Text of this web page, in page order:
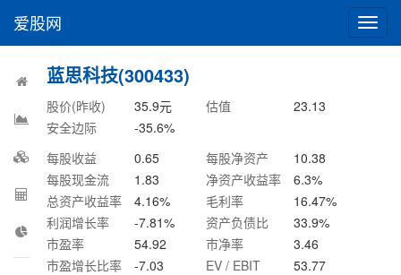
切
换
爱股网
蓝思科技(300433)
股价(昨收) 35.9元 估值
23.13
安全边际
-35.6%
每股收益
0.65 每股净资产
10.38
每股现金流
1.83 净资产收益率 6.3%
总资产收益率
4.16% 毛利率 16.47%
利润增长率
-7.81% 资产负债比 33.9%
市盈率
54.92 市净率
3.46
市盈增长比率
-7.03 EV / EBIT
53.77